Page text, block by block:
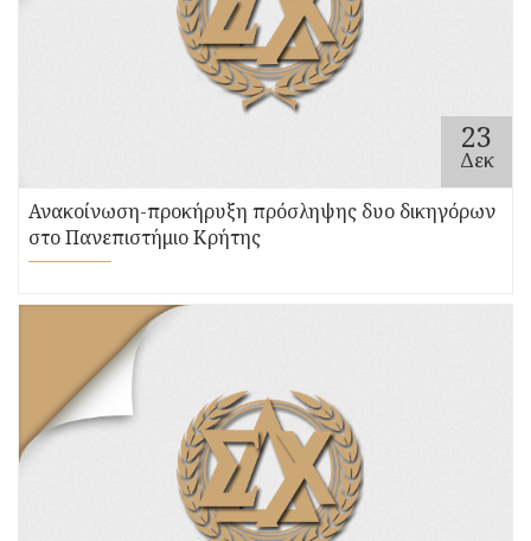
23
Δεκ
Ανακοίνωση-προκήρυξη πρόσληψης δυο δικηγόρων
στο Πανεπιστήμιο Κρήτης